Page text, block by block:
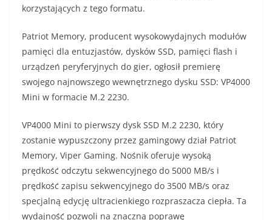
korzystających z tego formatu.
Patriot Memory, producent wysokowydajnych modułów
pamięci dla entuzjastów, dysków SSD, pamięci flash i
urządzeń peryferyjnych do gier, ogłosił premierę
swojego najnowszego wewnętrznego dysku SSD: VP4000
Mini w formacie M.2 2230.
VP4000 Mini to pierwszy dysk SSD M.2 2230, który
zostanie wypuszczony przez gamingowy dział Patriot
Memory, Viper Gaming. Nośnik oferuje wysoką
prędkość odczytu sekwencyjnego do 5000 MB/s i
prędkość zapisu sekwencyjnego do 3500 MB/s oraz
specjalną edycję ultracienkiego rozpraszacza ciepła. Ta
wydajność pozwoli na znaczną poprawę